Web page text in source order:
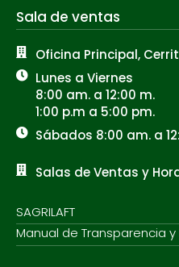
Sala de ventas
Oficina Principal,
Lunes a Viernes
8:00 am. a 12:00 m.
1:00 p.m a 5:00 pm.
Sábados 8:00 am. a
Salas de Ventas y
SAGRILAFT
Manual de Transparencia y